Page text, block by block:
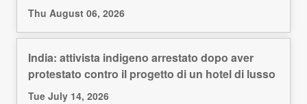
Thu August 06, 2026
India: attivista indigeno arrestato dopo aver
protestato contro il progetto di un hotel di lusso
Tue July 14, 2026